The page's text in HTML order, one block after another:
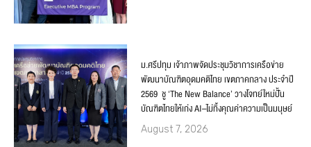
ม.ศรีปทุม เจ้าภาพจัดประชุมวิชาการเครือข่าย
พัฒนาบัณฑิตอุดมคติไทย เขตภาคกลาง ประจำปี
2569 ชู ‘The New Balance’ วางโจทย์ใหม่ปั้น
บัณฑิตไทยให้เก่ง AI–ไม่ทิ้งคุณค่าความเป็นมนุษย์
August 7, 2026